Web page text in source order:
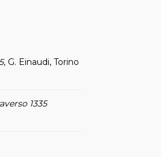
, G. Einaudi, Torino
1335